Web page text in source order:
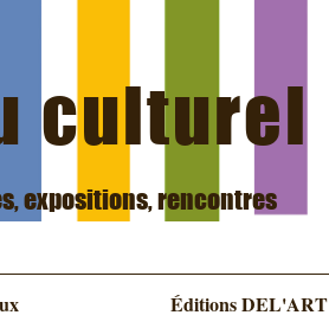
culturel
expositions, rencontres
Éditions DEL'ART